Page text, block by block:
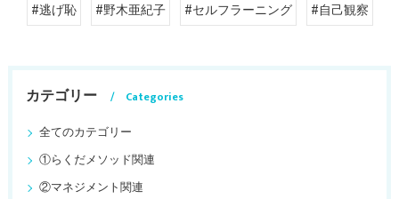
#逃げ恥 #野木亜紀子 #セルフラーニング #自己観察
カテゴリー
Categories
全てのカテゴリー
①らくだメソッド関連
②マネジメント関連